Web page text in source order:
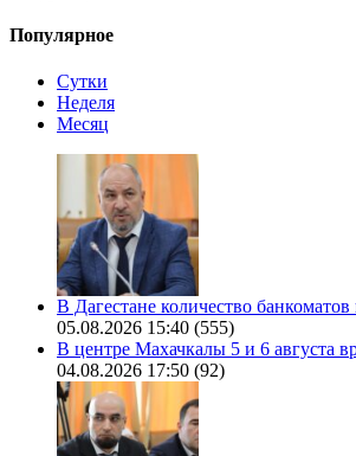
Популярное
Сутки
Неделя
Месяц
В Дагестане количество
05.08.2026 15:40 (555)
В центре Махачкалы 5 и 6 августа
04.08.2026 17:50 (92)